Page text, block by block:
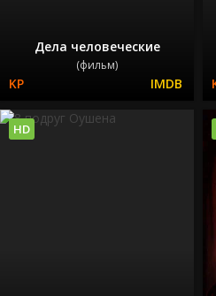
Дела человеческие
(фильм)
HD